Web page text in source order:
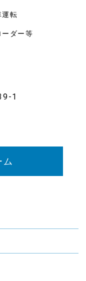
等
1